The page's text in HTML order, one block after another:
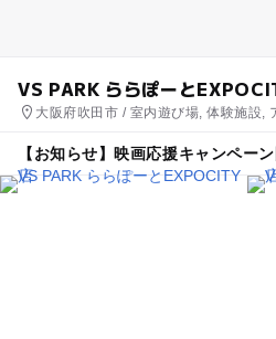
VS PARK ららぽーと
大阪府吹田市 / 室内遊び場, 体験施設,
【お知らせ】映画応援キャンペー